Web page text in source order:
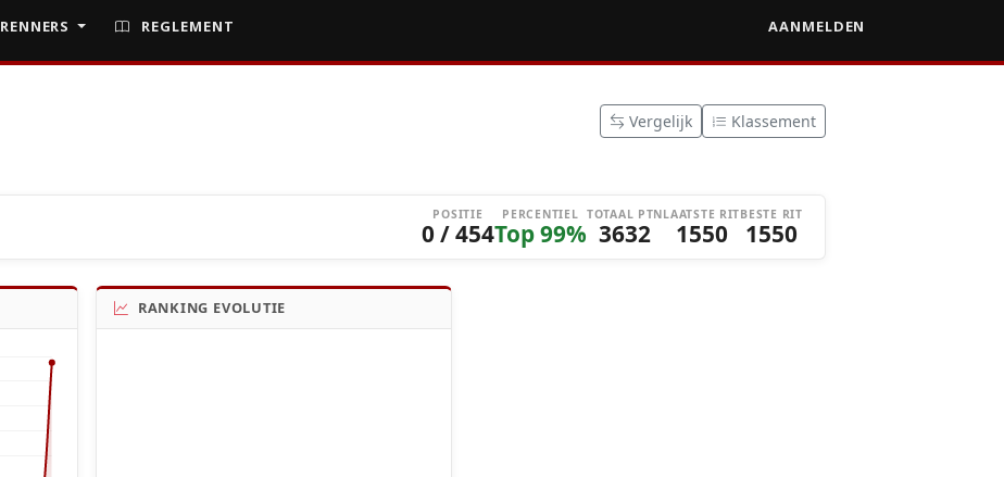
RENNERS REGLEMENT AANMELDEN
Vergelijk Klassement
POSITIE
0 / 454
PERCENTIEL
Top 99%
TOTAAL PTN
3632
LAATSTE RIT
1550
BESTE RIT
1550
RANKING EVOLUTIE